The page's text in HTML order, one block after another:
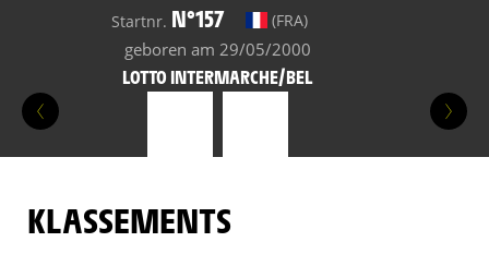
Startnr. N°157 (FRA)
geboren am 29/05/2000
LOTTO INTERMARCHE/BEL
KLASSEMENTS